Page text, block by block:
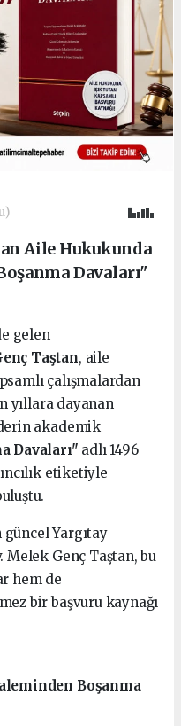
Aile Hukukunda
Davaları"
gelen
Taştan, aile
çalışmalardan
yıllara dayanan
akademik
Davaları" adlı 1496
etiketiyle
Yargıtay
Genç Taştan, bu
hem de
bir başvuru kaynağı
Boşanma